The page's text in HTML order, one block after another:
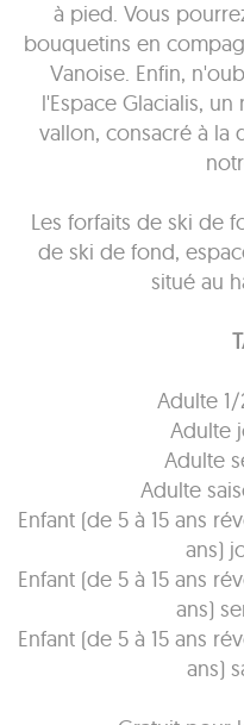
à pied. Vous
bouquetins en
Vanoise. Enfin,
l'Espace Glacialis,
vallon, consacré à la
Les forfaits de ski de
de ski de fond,
situé au
Adulte
Adulte
Adulte
Adulte
Enfant (de 5 à 15 ans
ans)
Enfant (de 5 à 15 ans
ans)
Enfant (de 5 à 15 ans
ans)